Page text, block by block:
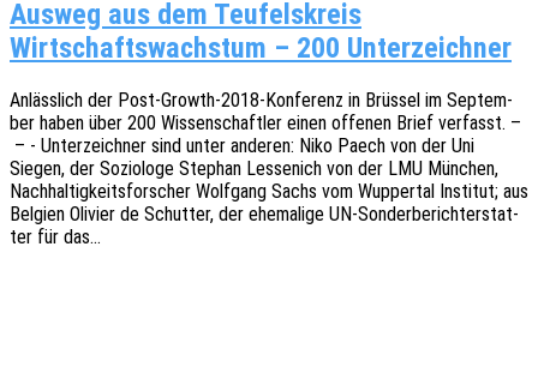
Ausweg aus dem Teufelskreis
Wirtschaftswachstum – 200 Unterzeichner
Anläss­lich der Post-Growth-2018-Konfe­­renz in Brüs­sel im Septem­
ber haben über 200 Wissen­schaft­ler einen offe­nen Brief verfasst. –
– - Unter­zeich­ner sind unter ande­ren: Niko Paech von der Uni
Siegen, der Sozio­lo­ge Stephan Lesse­nich von der LMU München,
Nach­hal­tig­keits­for­scher Wolf­gang Sachs vom Wupper­tal Insti­tut; aus
Belgi­en Olivi­er de Schutter, der ehema­li­ge UN-Sonder­­be­rich­t­er­sta­t­­
ter für das…